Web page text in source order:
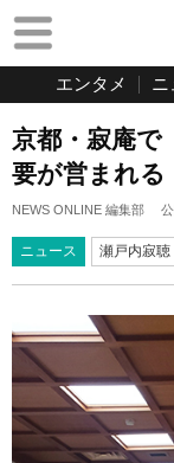
エンタメ ニ
京都・寂庵で
要が営まれる
NEWS ONLINE 編集部 公
ニュース 瀬戸内寂聴